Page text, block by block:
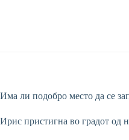
Има ли подобро место да се
Ирис пристигна во градот од